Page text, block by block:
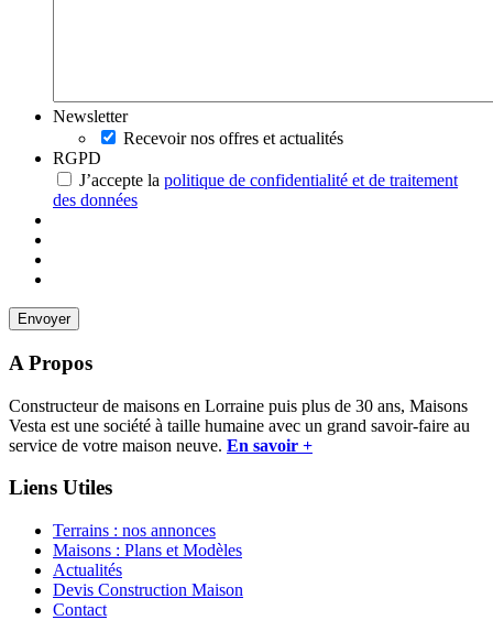
Newsletter
Recevoir nos offres et actualités
RGPD
J’accepte la politique de confidentialité et de traitement
des données
A Propos
Constructeur de maisons en Lorraine puis plus de 30 ans, Maisons
Vesta est une société à taille humaine avec un grand savoir-faire au
service de votre maison neuve. En savoir +
Liens Utiles
Terrains : nos annonces
Maisons : Plans et Modèles
Actualités
Devis Construction Maison
Contact